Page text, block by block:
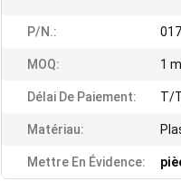
P/N.:
MOQ: 1
Délai De Paiement: T/
Matériau:
Mettre En Évidence: